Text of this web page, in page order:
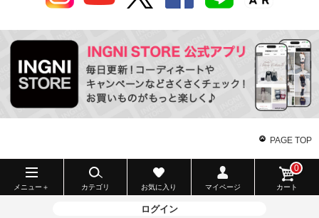
PAGE TOP
メニュー＋ カテゴリ お気に入り マイページ カート
0
ログイン